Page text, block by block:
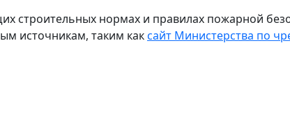
строительных нормах и правилах пожарной
источникам, таким каксайт Министерства по